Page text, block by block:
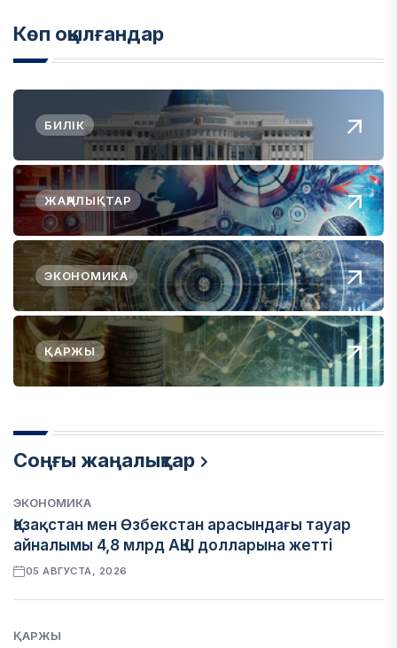
Көп оқылғандар
БИЛІК
ЖАҢАЛЫҚТАР
ЭКОНОМИКА
ҚАРЖЫ
Соңғы жаңалықтар
ЭКОНОМИКА
Қазақстан мен Өзбекстан арасындағы тауар
айналымы 4,8 млрд АҚШ долларына жетті
05 АВГУСТА, 2026
ҚАРЖЫ